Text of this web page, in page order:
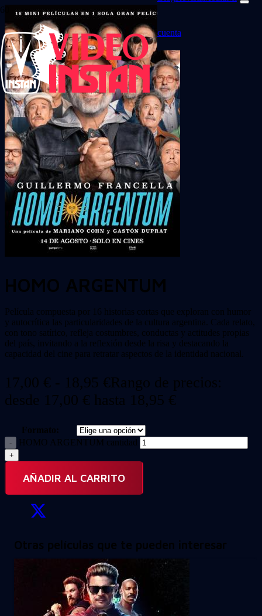
cuenta
HOMO ARGENTUM
Película compuesta por 16 historias cortas que exploran con humor
y autocrítica las particularidades de la cultura argentina. Cada relato,
con tono satírico, refleja costumbres, conductas y actitudes propias
del país, invitando a la reflexión desde la risa y destacando la
capacidad del cine para retratar aspectos de la identidad nacional.
17,00 € - 18,95 €Rango de precios:
desde 17,00 € hasta 18,95 €
Formato:
HOMO ARGENTUM cantidad
AÑADIR AL CARRITO
Otras películas que te pueden interesar